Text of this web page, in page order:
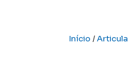
Início /